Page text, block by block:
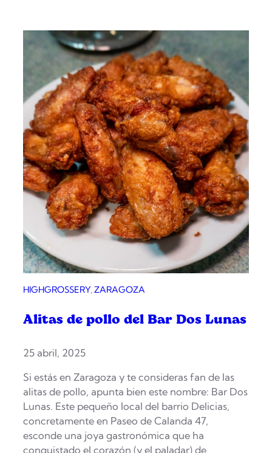
HIGHGROSSERY, ZARAGOZA
Alitas de pollo del Bar Dos Lunas
25 abril, 2025
Si estás en Zaragoza y te consideras fan de las
alitas de pollo, apunta bien este nombre: Bar Dos
Lunas. Este pequeño local del barrio Delicias,
concretamente en Paseo de Calanda 47,
esconde una joya gastronómica que ha
conquistado el corazón (y el paladar) de